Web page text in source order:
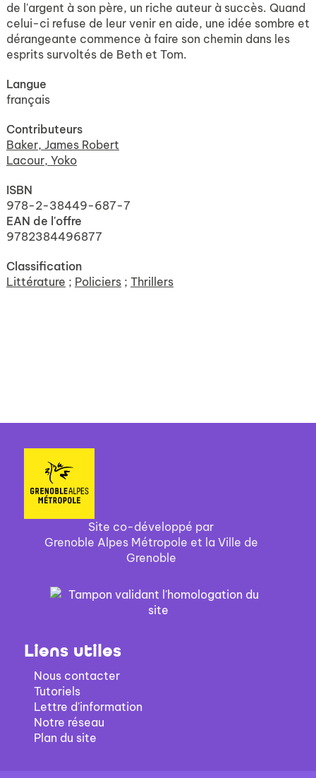
de l'argent à son père, un riche auteur à succès. Quand
celui-ci refuse de leur venir en aide, une idée sombre et
dérangeante commence à faire son chemin dans les
esprits survoltés de Beth et Tom.
Langue
français
Contributeurs
Baker, James Robert
Lacour, Yoko
ISBN
978-2-38449-687-7
EAN de l'offre
9782384496877
Classification
Littérature ; Policiers ; Thrillers
Site co-développé par
Grenoble Alpes Métropole et la Ville de
Grenoble
Liens utiles
Nous contacter
Tutoriels
Lettre d'information
Notre réseau
Plan du site